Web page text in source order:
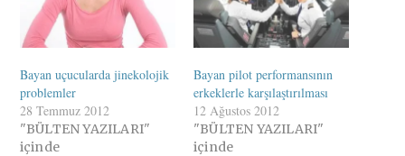
Bayan uçucularda jinekolojik
problemler
28 Temmuz 2012
"BÜLTEN YAZILARI"
içinde
Bayan pilot performansının
erkeklerle karşılaştırılması
12 Ağustos 2012
"BÜLTEN YAZILARI"
içinde